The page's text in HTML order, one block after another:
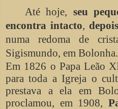
Até hoje, seu
encontra intacto,
numa redoma de
Sigismundo, em Bolonha.
Em 1826 o Papa Leão
para toda a Igreja o
prestava a ela em
proclamou, em 1908,